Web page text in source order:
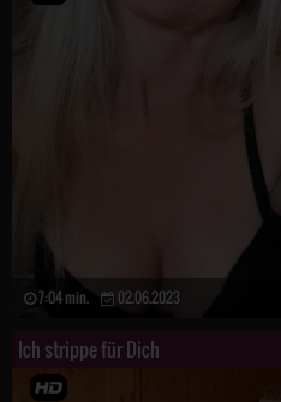
7:04 min. 02.06.2023
Ich strippe für Dich